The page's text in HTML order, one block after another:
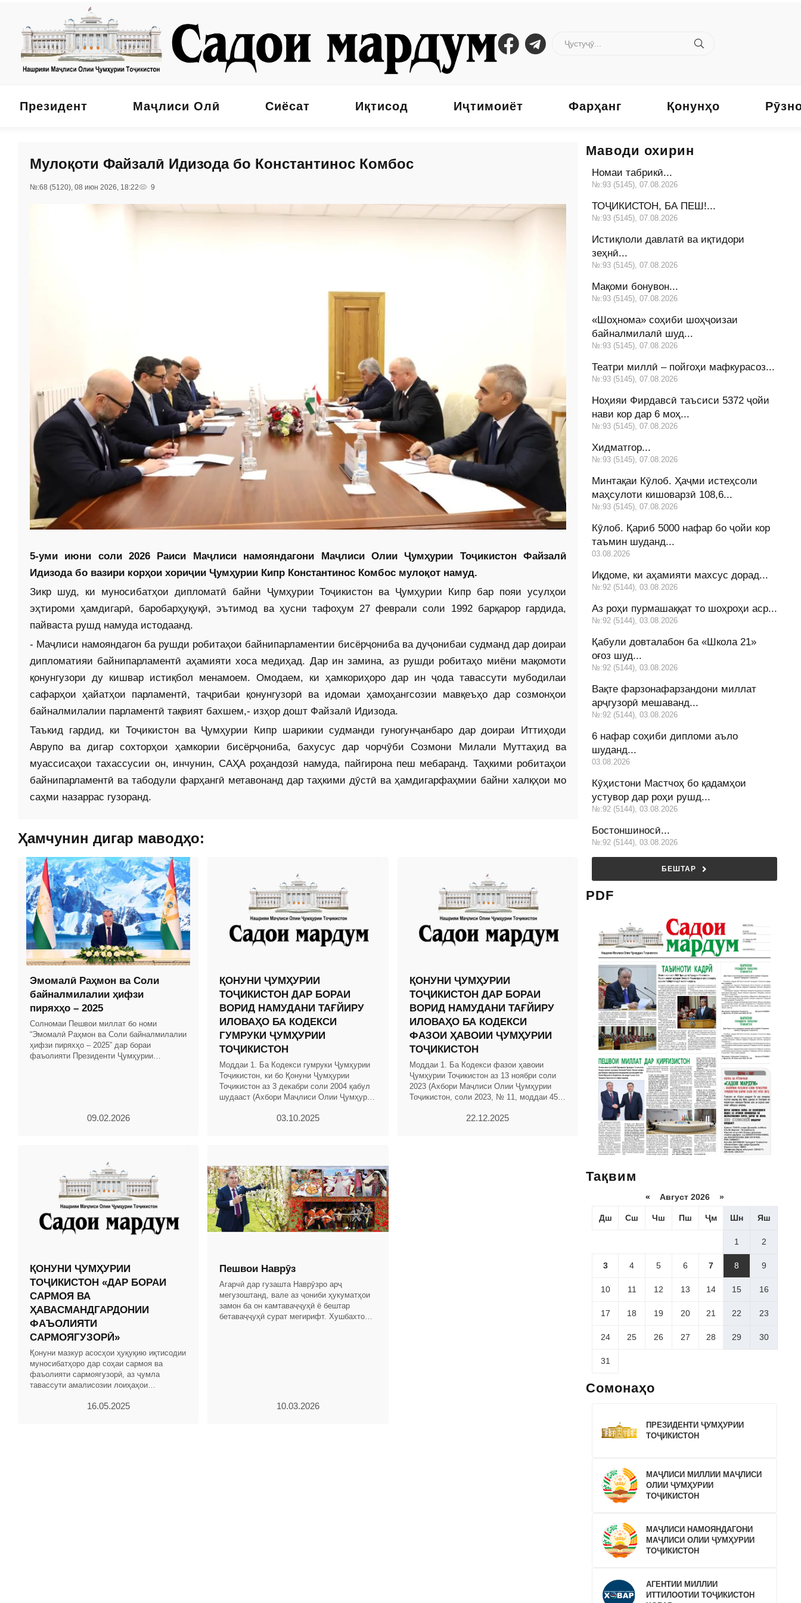
Президент Маҷлиси Олӣ Сиёсат Иқтисод Иҷтимоиёт Фарҳанг Қонунҳо
Мулоқоти Файзалӣ Идизода бо Константинос Комбос
№:68 (5120), 08 июн 2026, 18:22 9
5-уми июни соли 2026 Раиси Маҷлиси намояндагони Маҷлиси Олии Ҷумҳурии Тоҷикистон Файзалӣ
Идизода бо вазири корҳои хориҷии Ҷумҳурии Кипр Константинос Комбос мулоқот намуд.
Зикр шуд, ки муносибатҳои дипломатӣ байни Ҷумҳурии Тоҷикистон ва Ҷумҳурии Кипр бар пояи усулҳои
эҳтироми ҳамдигарӣ, баробарҳуқуқӣ, эътимод ва ҳусни тафоҳум 27 феврали соли 1992 барқарор гардида,
пайвас­та рушд намуда истодаанд.
- Маҷлиси намояндагон ба рушди робитаҳои байнипарламентии бисёрҷониба ва дуҷонибаи судманд дар доираи
дипломатияи байнипарламентӣ аҳамияти хоса медиҳад. Дар ин замина, аз рушди робитаҳо миёни мақомоти
қонунгузори ду кишвар истиқбол менамоем. Омодаем, ки ҳамкориҳоро дар ин ҷода тавассути мубодилаи
сафарҳои ҳайатҳои парламентӣ, таҷрибаи қонунгузорӣ ва идомаи ҳамоҳангсозии мавқеъҳо дар созмонҳои
байналмилалии парламентӣ тақвият бахшем,- изҳор дошт Файзалӣ Идизода.
Таъкид гардид, ки Тоҷикистон ва Ҷумҳурии Кипр шарикии судманди гуногунҷанбаро дар доираи Иттиҳоди
Аврупо ва дигар сохторҳои ҳамкории бисёрҷониба, бахусус дар чорчӯби Созмони Милали Муттаҳид ва
муассисаҳои тахассусии он, инчунин, САҲА роҳандозӣ намуда, пайгирона пеш мебаранд. Таҳкими робитаҳои
байнипарламентӣ ва табодули фарҳангӣ метавонанд дар таҳкими дӯстӣ ва ҳамдигарфаҳмии байни халқҳои мо
саҳми назаррас гузоранд.
Ҳамчунин дигар маводҳо:
Эмомалӣ Раҳмон ва Соли
байналмилалии ҳифзи
пиряхҳо – 2025
Солномаи Пешвои миллат бо номи
“Эмомалӣ Раҳмон ва Соли байналмилалии
ҳифзи пиряхҳо – 2025” дар бораи
фаъолияти Президенти Ҷумҳурии
09.02.2026
ҚОНУНИ ҶУМҲУРИИ
ТОҶИКИСТОН ДАР БОРАИ
ВОРИД НАМУДАНИ ТАҒЙИРУ
ИЛОВАҲО БА КОДЕКСИ
ГУМРУКИ ҶУМҲУРИИ
ТОҶИКИСТОН
Моддаи 1. Ба Кодекси гумруки Ҷумҳурии
Тоҷикистон, ки бо Қонуни Ҷумҳурии
Тоҷикистон аз 3 декабри соли 2004 қабул
шудааст (Ахбори Маҷлиси Олии Ҷумҳурии
03.10.2025
ҚОНУНИ ҶУМҲУРИИ
ТОҶИКИСТОН ДАР БОРАИ
ВОРИД НАМУДАНИ ТАҒЙИРУ
ИЛОВАҲО БА КОДЕКСИ
ФАЗОИ ҲАВОИИ ҶУМҲУРИИ
ТОҶИКИСТОН
Моддаи 1. Ба Кодекси фазои ҳавоии
Ҷумҳурии Тоҷикистон аз 13 ноябри соли
2023 (Ахбори Маҷлиси Олии Ҷумҳурии
Тоҷикистон, соли 2023, № 11, моддаи 456)
22.12.2025
ҚОНУНИ ҶУМҲУРИИ
ТОҶИКИСТОН «ДАР БОРАИ
САРМОЯ ВА
ҲАВАСМАНДГАРДОНИИ
ФАЪОЛИЯТИ
САРМОЯГУЗОРӢ»
Қонуни мазкур асосҳои ҳуқуқию иқтисодии
муносибатҳоро дар соҳаи сармоя ва
фаъолияти сармоягузорӣ, аз ҷумла
тавассути амалисозии лоиҳаҳои
ҳавасмандгардонӣ ва16.05.2025
Пешвои Наврӯз
Агарчӣ дар гузашта Наврӯзро арҷ
мегузоштанд, вале аз ҷониби ҳукуматҳои
замон ба он камтаваҷҷуҳӣ ё бештар
бетаваҷҷуҳӣ сурат мегирифт. Хушбахтона,
10.03.2026
Маводи охирин
Номаи табрикӣ...
№:93 (5145), 07.08.2026
ТОҶИКИСТОН, БА ПЕШ!...
№:93 (5145), 07.08.2026
Истиқлоли давлатӣ ва иқтидори
зеҳнӣ...
№:93 (5145), 07.08.2026
Мақоми бонувон...
№:93 (5145), 07.08.2026
«Шоҳнома» соҳиби шоҳҷоизаи
байналмилалӣ шуд...
№:93 (5145), 07.08.2026
Театри миллӣ – пойгоҳи мафкурасоз...
№:93 (5145), 07.08.2026
Ноҳияи Фирдавсӣ таъсиси 5372 ҷойи
нави кор дар 6 моҳ...
№:93 (5145), 07.08.2026
Хидматгор...
№:93 (5145), 07.08.2026
Минтақаи Кӯлоб. Ҳаҷми истеҳсоли
маҳсулоти кишоварзӣ 108,6...
№:93 (5145), 07.08.2026
Кӯлоб. Қариб 5000 нафар бо ҷойи кор
таъмин шуданд...
03.08.2026
Иқдоме, ки аҳамияти махсус дорад...
№:92 (5144), 03.08.2026
Аз роҳи пурмашаққат то шоҳроҳи аср...
№:92 (5144), 03.08.2026
Қабули довталабон ба «Школа 21»
оғоз шуд...
№:92 (5144), 03.08.2026
Вақте фарзонафарзандони миллат
арҷгузорӣ мешаванд...
№:92 (5144), 03.08.2026
6 нафар соҳиби дипломи аъло
шуданд...
03.08.2026
Кӯҳистони Мастчоҳ бо қадамҳои
устувор дар роҳи рушд...
№:92 (5144), 03.08.2026
Бостоншиносӣ...
№:92 (5144), 03.08.2026
БЕШТАР
PDF
Тақвим
« Август 2026 »
Дш Сш Чш Пш Ҷм Шн Яш
1 2
3 4 5 6 7 8 9
10 11 12 13 14 15 16
17 18 19 20 21 22 23
24 25 26 27 28 29 30
31
Сомонаҳо
ПРЕЗИДЕНТИ ҶУМҲУРИИ
ТОҶИКИСТОН
МАҶЛИСИ МИЛЛИИ МАҶЛИСИ
ОЛИИ ҶУМҲУРИИ
ТОҶИКИСТОН
МАҶЛИСИ НАМОЯНДАГОНИ
МАҶЛИСИ ОЛИИ ҶУМҲУРИИ
ТОҶИКИСТОН
АГЕНТИИ МИЛЛИИ
ИТТИЛООТИИ ТОҶИКИСТОН